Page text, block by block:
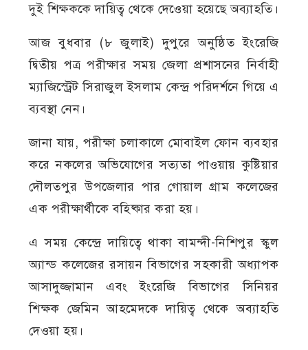
দুই শিক্ষককে দায়িত্ব থেকে দেওেয়া হয়েছে অব্যাহতি।
আজ বুধবার (৮ জুলাই) দুপুরে অনুষ্ঠিত ইংরেজি
দ্বিতীয় পত্র পরীক্ষার সময় জেলা প্রশাসনের নির্বাহী
ম্যাজিস্ট্রেট সিরাজুল ইসলাম কেন্দ্র পরিদর্শনে গিয়ে এ
ব্যবস্থা নেন।
জানা যায়, পরীক্ষা চলাকালে মোবাইল ফোন ব্যবহার
করে নকলের অভিযোগের সত্যতা পাওয়ায় কুষ্টিয়ার
দৌলতপুর উপজেলার পার গোয়াল গ্রাম কলেজের
এক পরীক্ষার্থীকে বহিষ্কার করা হয়।
এ সময় কেন্দ্রে দায়িত্বে থাকা বামন্দী-নিশিপুর স্কুল
অ্যান্ড কলেজের রসায়ন বিভাগের সহকারী অধ্যাপক
আসাদুজ্জামান এবং ইংরেজি বিভাগের সিনিয়র
শিক্ষক জেমিন আহমেদকে দায়িত্ব থেকে অব্যাহতি
দেওয়া হয়।